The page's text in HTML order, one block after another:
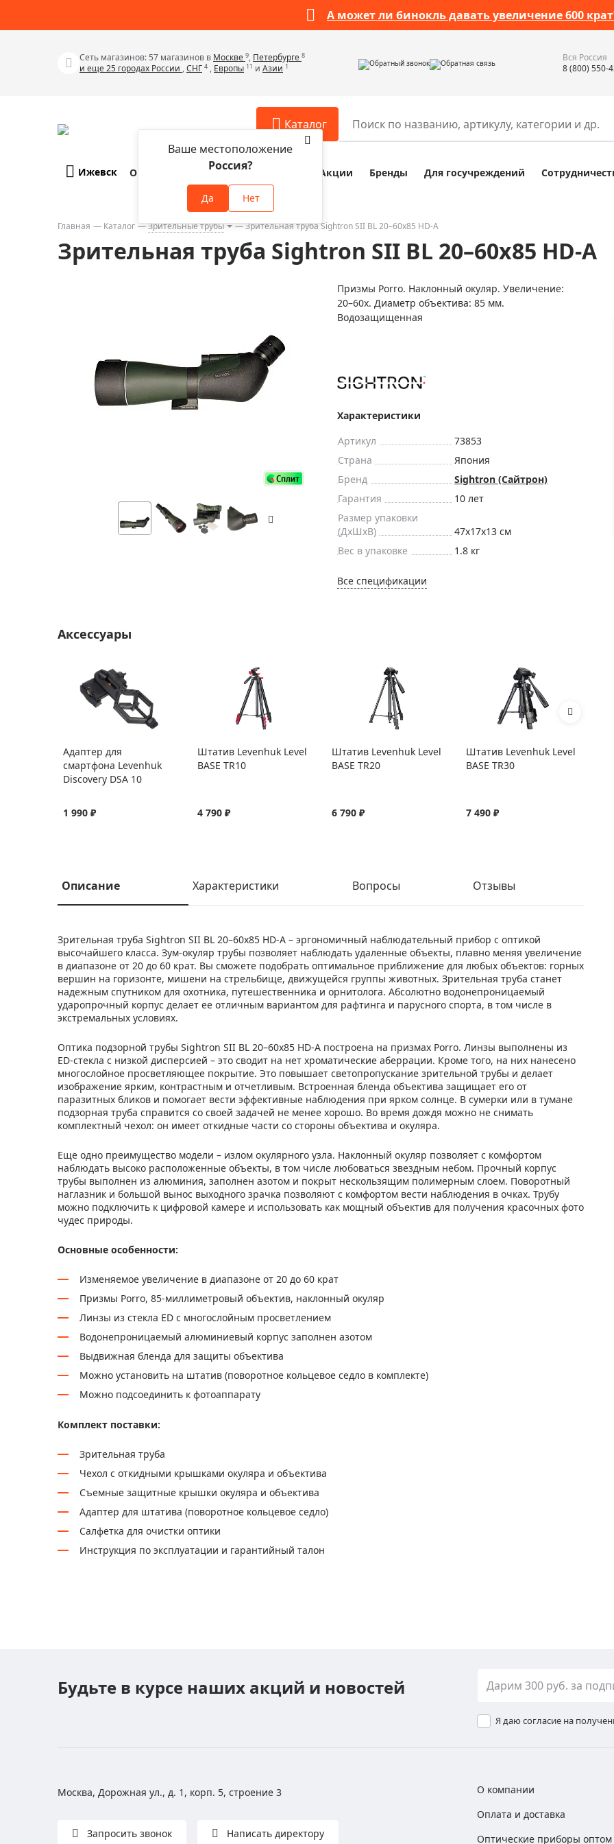
А может ли бинокль давать увеличение 600
Сеть магазинов: 57 магазинов в Москве 9, Петербурге 8
и еще 25 городах России ,СНГ 4 , Европы 11 и Азии 1 Обратный звонок Обратная связь
Вся Россия
8 (800) 550-
Каталог
Телескопы
Бинокли
Зрительные трубы
Прицелы
Фотогаджеты
Астропланетарии
Подарки
Аксессуары для микроскопов
Аксессуары для зрительных труб
Аксессуары для биноклей
Аксессуары для луп
Аксессуары для приборов ночного
Распродажа
Распродажа оптики по специальным
Распродажа выставочных образцов
Разное
Наборы исследователя
Глобусы
Глобусы интерактивные
Карты, постеры, литература
Фонари
Элементы питания, карты
Фотоловушки
Ижевск
Ваше местоположение
Россия?
Да Нет
О компании Оплата и доставка Акции Бренды Для госучреждений
Главная Каталог Зрительные трубы Зрительная труба Sightron SII BL 20–60x85 HD-A
Зрительная труба Sightron SII BL 20–60x85 HD-A
Призмы Porro. Наклонный окуляр. Увеличение:
20–60х. Диаметр объектива: 85 мм.
Водозащищенная
Характеристики
Артикул
73853
Страна
Япония
Бренд
Sightron (Сайтрон)
Гарантия
10 лет
Размер упаковки
(ДxШxВ)
47x17x13 см
Вес в упаковке
1.8 кг
Все спецификации
Аксессуары
Адаптер для
смартфона Levenhuk
Discovery DSA 10
1 990 ₽
Штатив Levenhuk Level
BASE TR10
4 790 ₽
Штатив Levenhuk Level
BASE TR20
6 790 ₽
Штатив Levenhuk Level
BASE TR30
7 490 ₽
Описание Характеристики Вопросы Отзывы
Зрительная труба Sightron SII BL 20–60x85 HD-A – эргономичный наблюдательный прибор с оптикой
высочайшего класса. Зум-окуляр трубы позволяет наблюдать удаленные объекты, плавно меняя увеличение
в диапазоне от 20 до 60 крат. Вы сможете подобрать оптимальное приближение для любых объектов: горных
вершин на горизонте, мишени на стрельбище, движущейся группы животных. Зрительная труба станет
надежным спутником для охотника, путешественника и орнитолога. Абсолютно водонепроницаемый
ударопрочный корпус делает ее отличным вариантом для рафтинга и парусного спорта, в том числе в
экстремальных условиях.
Оптика подзорной трубы Sightron SII BL 20–60x85 HD-A построена на призмах Porro. Линзы выполнены из
ED-стекла с низкой дисперсией – это сводит на нет хроматические аберрации. Кроме того, на них нанесено
многослойное просветляющее покрытие. Это повышает светопропускание зрительной трубы и делает
изображение ярким, контрастным и отчетливым. Встроенная бленда объектива защищает его от
паразитных бликов и помогает вести эффективные наблюдения при ярком солнце. В сумерки или в тумане
подзорная труба справится со своей задачей не менее хорошо. Во время дождя можно не снимать
комплектный чехол: он имеет откидные части со стороны объектива и окуляра.
Еще одно преимущество модели – излом окулярного узла. Наклонный окуляр позволяет с комфортом
наблюдать высоко расположенные объекты, в том числе любоваться звездным небом. Прочный корпус
трубы выполнен из алюминия, заполнен азотом и покрыт нескользящим полимерным слоем. Поворотный
наглазник и большой вынос выходного зрачка позволяют с комфортом вести наблюдения в очках. Трубу
можно подключить к цифровой камере и использовать как мощный объектив для получения красочных фото
чудес природы.
Основные особенности:
Изменяемое увеличение в диапазоне от 20 до 60 крат
Призмы Porro, 85-миллиметровый объектив, наклонный окуляр
Линзы из стекла ED с многослойным просветлением
Водонепроницаемый алюминиевый корпус заполнен азотом
Выдвижная бленда для защиты объектива
Можно установить на штатив (поворотное кольцевое седло в комплекте)
Можно подсоединить к фотоаппарату
Комплект поставки:
Зрительная труба
Чехол с откидными крышками окуляра и объектива
Съемные защитные крышки окуляра и объектива
Адаптер для штатива (поворотное кольцевое седло)
Салфетка для очистки оптики
Инструкция по эксплуатации и гарантийный талон
Будьте в курсе наших акций и новостей
Я даю согласие на
Москва, Дорожная ул., д. 1, корп. 5, строение 3
Запросить звонок Написать директору
О компании
Оплата и доставка
Оптические приборы оптом